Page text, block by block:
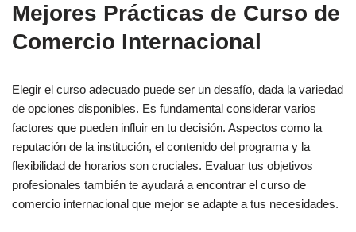
Mejores Prácticas de Curso de
Comercio Internacional
Elegir el curso adecuado puede ser un desafío, dada la variedad
de opciones disponibles. Es fundamental considerar varios
factores que pueden influir en tu decisión. Aspectos como la
reputación de la institución, el contenido del programa y la
flexibilidad de horarios son cruciales. Evaluar tus objetivos
profesionales también te ayudará a encontrar el curso de
comercio internacional que mejor se adapte a tus necesidades.